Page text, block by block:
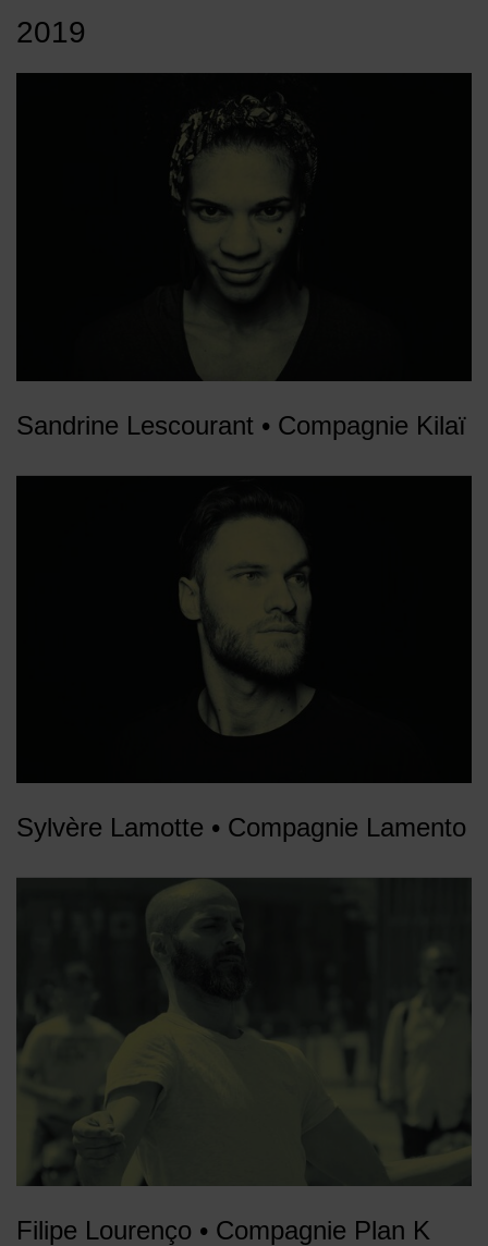
2019
Sandrine Lescourant • Compagnie Kilaï
Sylvère Lamotte • Compagnie Lamento
Filipe Lourenço • Compagnie Plan K